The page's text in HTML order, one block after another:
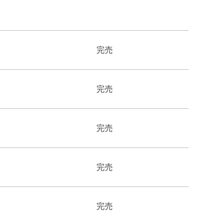
完売
完売
完売
完売
完売